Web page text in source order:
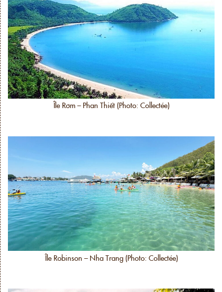
Île Rơm – Phan Thiết (Photo: Collectée)
Île Robinson – Nha Trang (Photo: Collectée)